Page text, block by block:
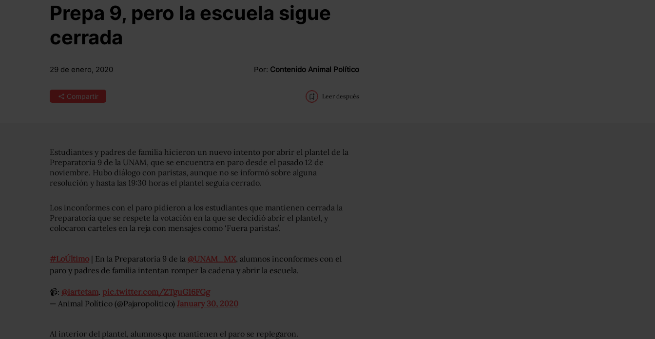
Prepa 9, pero la escuela sigue
cerrada
29 de enero, 2020 Por: Contenido Animal Político
Compartir Leer después
Estudiantes y padres de familia hicieron un nuevo intento por abrir el plantel de la
Preparatoria 9 de la UNAM, que se encuentra en paro desde el pasado 12 de
noviembre. Hubo diálogo con paristas, aunque no se informó sobre alguna
resolución y hasta las 19:30 horas el plantel seguía cerrado.
Los inconformes con el paro pidieron a los estudiantes que mantienen cerrada la
Preparatoria que se respete la votación en la que se decidió abrir el plantel, y
colocaron carteles en la reja con mensajes como ‘Fuera paristas’.
#LoÚltimo | En la Preparatoria 9 de la @UNAM_MX, alumnos inconformes con el
paro y padres de familia intentan romper la cadena y abrir la escuela.
📹: @iartetam. pic.twitter.com/ZTguG16FGg
— Animal Político (@Pajaropolitico) January 30, 2020
Al interior del plantel, alumnos que mantienen el paro se replegaron.